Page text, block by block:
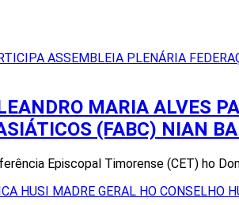
MARIA ALVES
(FABC) NIAN
Episcopal Timorense (CET) ho